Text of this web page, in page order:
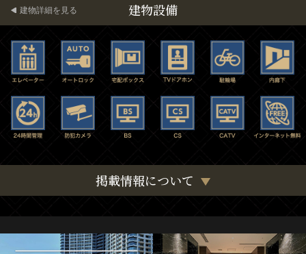
建物設備
建物詳細を見る
掲載情報について